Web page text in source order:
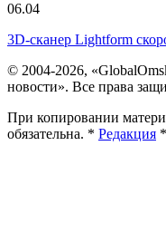
06.04
3D-сканер Lightform
© 2004-2026,
новости». Все права
При копировании
обязательна. * Редакция *